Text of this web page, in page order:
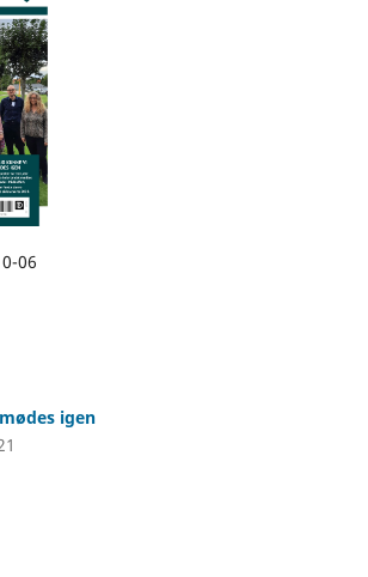
06
igen